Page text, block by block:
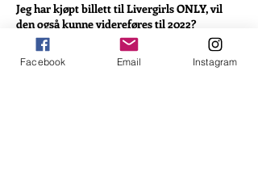
Jeg har kjøpt billett til Livergirls ONLY, vil
den også kunne videreføres til 2022?
Ja, det vil også bli Livergirls ONLY på
Liverpoolfestivalen 2022
Facebook Email Instagram